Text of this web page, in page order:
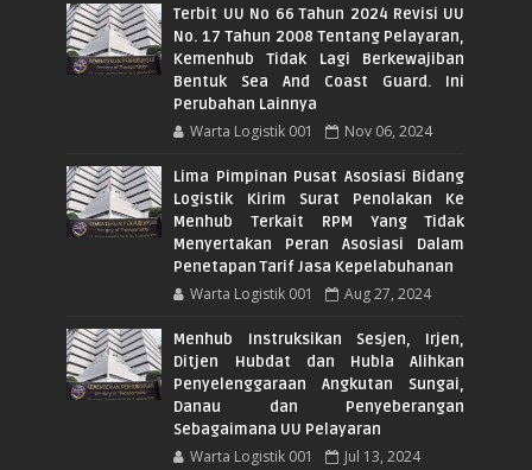
Terbit UU No 66 Tahun 2024 Revisi UU
No. 17 Tahun 2008 Tentang Pelayaran,
Kemenhub Tidak Lagi Berkewajiban
Bentuk Sea And Coast Guard. Ini
Perubahan Lainnya
Warta Logistik 001 Nov 06, 2024
Lima Pimpinan Pusat Asosiasi Bidang
Logistik Kirim Surat Penolakan Ke
Menhub Terkait RPM Yang Tidak
Menyertakan Peran Asosiasi Dalam
Penetapan Tarif Jasa Kepelabuhanan
Warta Logistik 001 Aug 27, 2024
Menhub Instruksikan Sesjen, Irjen,
Ditjen Hubdat dan Hubla Alihkan
Penyelenggaraan Angkutan Sungai,
Danau dan Penyeberangan
Sebagaimana UU Pelayaran
Warta Logistik 001 Jul 13, 2024